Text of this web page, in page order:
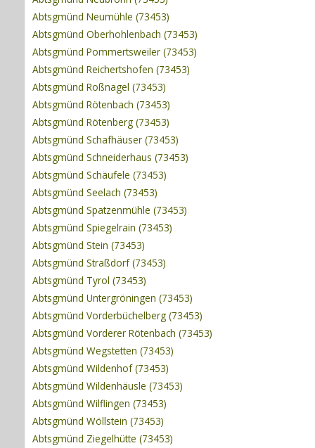
Abtsgmünd Neumühle (73453)
Abtsgmünd Oberhohlenbach (73453)
Abtsgmünd Pommertsweiler (73453)
Abtsgmünd Reichertshofen (73453)
Abtsgmünd Roßnagel (73453)
Abtsgmünd Rötenbach (73453)
Abtsgmünd Rötenberg (73453)
Abtsgmünd Schafhäuser (73453)
Abtsgmünd Schneiderhaus (73453)
Abtsgmünd Schäufele (73453)
Abtsgmünd Seelach (73453)
Abtsgmünd Spatzenmühle (73453)
Abtsgmünd Spiegelrain (73453)
Abtsgmünd Stein (73453)
Abtsgmünd Straßdorf (73453)
Abtsgmünd Tyrol (73453)
Abtsgmünd Untergröningen (73453)
Abtsgmünd Vorderbüchelberg (73453)
Abtsgmünd Vorderer Rötenbach (73453)
Abtsgmünd Wegstetten (73453)
Abtsgmünd Wildenhof (73453)
Abtsgmünd Wildenhäusle (73453)
Abtsgmünd Wilflingen (73453)
Abtsgmünd Wöllstein (73453)
Abtsgmünd Ziegelhütte (73453)